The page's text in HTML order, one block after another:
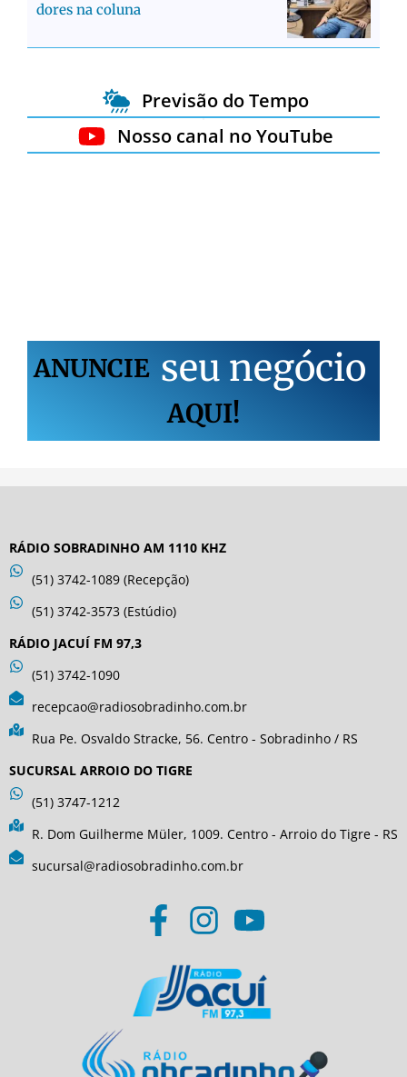
dores na coluna
Previsão do Tempo
Nosso canal no YouTube
ANUNCIE seu negócio
AQUI!
RÁDIO SOBRADINHO AM 1110 KHZ
(51) 3742-1089 (Recepção)
(51) 3742-3573 (Estúdio)
RÁDIO JACUÍ FM 97,3
(51) 3742-1090
recepcao@radiosobradinho.com.br
Rua Pe. Osvaldo Stracke, 56. Centro - Sobradinho / RS
SUCURSAL ARROIO DO TIGRE
(51) 3747-1212
R. Dom Guilherme Müler, 1009. Centro - Arroio do Tigre - RS
sucursal@radiosobradinho.com.br